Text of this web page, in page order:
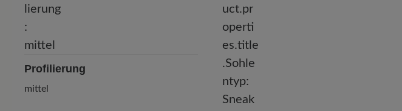
Profilierung
mittel